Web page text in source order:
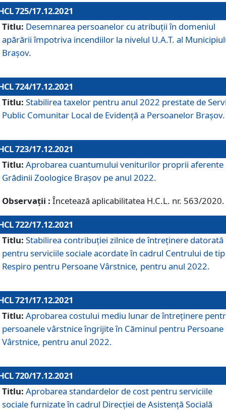
725/17.12.2021
Titlu: Desemnarea persoanelor cu atribuții în domeniul
apărării împotriva incendiilor la nivelul U.A.T. al
Brașov.
724/17.12.2021
Titlu: Stabilirea taxelor pentru anul 2022 prestate de
Public Comunitar Local de Evidență a Persoanelor Braşov.
723/17.12.2021
Titlu: Aprobarea cuantumului veniturilor proprii aferente
Grădinii Zoologice Braşov pe anul 2022.
Observații : Încetează aplicabilitatea H.C.L. nr. 563/2020.
722/17.12.2021
Titlu: Stabilirea contribuţiei zilnice de întreținere datorată
pentru serviciile sociale acordate în cadrul Centrului de tip
Respiro pentru Persoane Vârstnice, pentru anul 2022.
721/17.12.2021
Titlu: Aprobarea costului mediu lunar de întreţinere
persoanele vârstnice îngrijite în Căminul pentru Persoane
Vârstnice, pentru anul 2022.
720/17.12.2021
Titlu: Aprobarea standardelor de cost pentru serviciile
sociale furnizate în cadrul Direcției de Asistență Socială